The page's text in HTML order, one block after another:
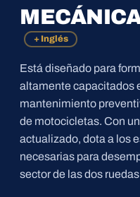
+ Inglés
Está diseñado para
altamente capacitados
mantenimiento
de motocicletas. Con
actualizado, dota a los
necesarias para
sector de las dos